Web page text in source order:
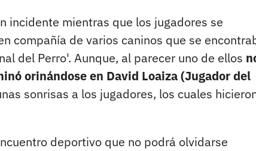
incidente mientras que los jugadores se
compañía de varios caninos que se
del Perro'. Aunque, al parecer uno de ellos
orinándose en David Loaiza (Jugador del
sonrisas a los jugadores, los cuales
deportivo que no podrá olvidarse